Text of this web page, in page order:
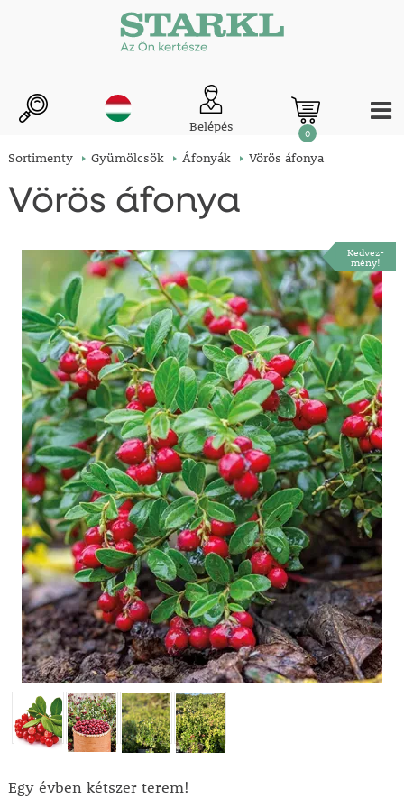
Belépés 0
Sortimenty Gyümölcsök Áfonyák Vörös áfonya
Vörös áfonya
Kedvez-
mény!
Egy évben kétszer terem!